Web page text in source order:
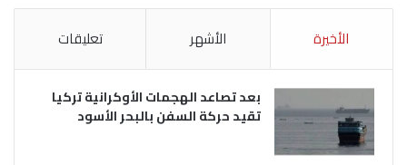
الأخيرة الأشهر تعليقات
بعد تصاعد الهجمات الأوكرانية تركيا
تقيد حركة السفن بالبحر الأسود